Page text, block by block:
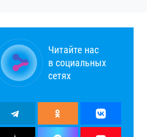
Читайте нас
в социальных
сетях